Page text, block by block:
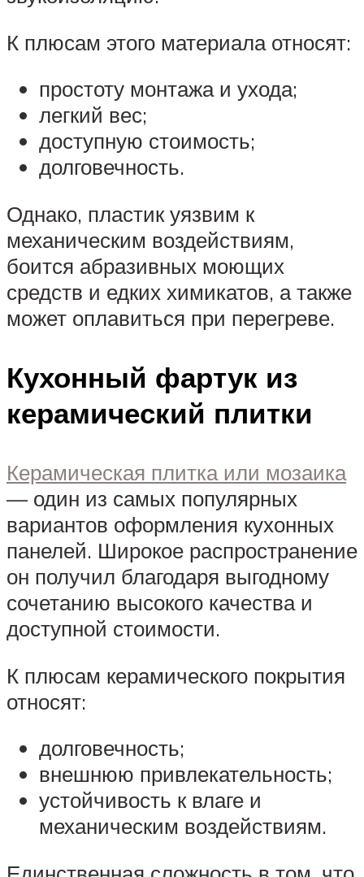
К плюсам этого материала относят:
простоту монтажа и ухода;
легкий вес;
доступную стоимость;
долговечность.
Однако, пластик уязвим к
механическим воздействиям,
боится абразивных моющих
средств и едких химикатов, а также
может оплавиться при перегреве.
Кухонный фартук из
керамический плитки
Керамическая плитка или мозаика
— один из самых популярных
вариантов оформления кухонных
панелей. Широкое распространение
он получил благодаря выгодному
сочетанию высокого качества и
доступной стоимости.
К плюсам керамического покрытия
относят:
долговечность;
внешнюю привлекательность;
устойчивость к влаге и
механическим воздействиям.